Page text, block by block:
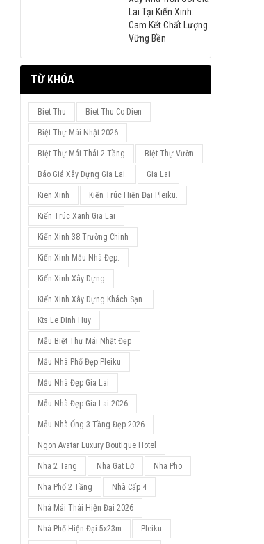
Lai Tại Kiến Xinh:
Cam Kết Chất Lượng
Vững Bền
TỪ KHÓA
Biet Thu Biet Thu Co Dien
Biệt Thự Mái Nhật 2026
Biệt Thự Mái Thái 2 Tầng Biệt Thự Vườn
Báo Giá Xây Dựng Gia Lai. Gia Lai
Kien Xinh Kiến Trúc Hiện Đại Pleiku.
Kiến Trúc Xanh Gia Lai
Kiến Xinh 38 Trường Chinh
Kiến Xinh Mẫu Nhà Đẹp.
Kiến Xinh Xây Dựng
Kiến Xinh Xây Dựng Khách Sạn.
Kts Le Dinh Huy
Mẫu Biệt Thự Mái Nhật Đẹp
Mẫu Nhà Phố Đẹp Pleiku
Mẫu Nhà Đẹp Gia Lai
Mẫu Nhà Đẹp Gia Lai 2026
Mẫu Nhà Ống 3 Tầng Đẹp 2026
Ngon Avatar Luxury Boutique Hotel
Nha 2 Tang Nha Gat Lỡ Nha Pho
Nha Phố 2 Tầng Nhà Cấp 4
Nhà Mái Thái Hiện Đại 2026
Nhà Phố Hiện Đại 5x23m Pleiku